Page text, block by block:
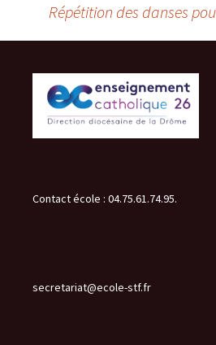
des
articles
Répétition des danses
Contact école : 04.75.61.74.95.
secretariat@ecole-stf.fr